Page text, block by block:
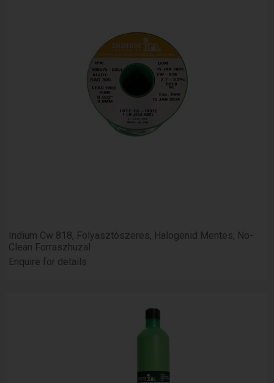
Indium Cw 818, Folyasztószeres, Halogenid Mentes, No-
Clean Forraszhuzal
Enquire for details